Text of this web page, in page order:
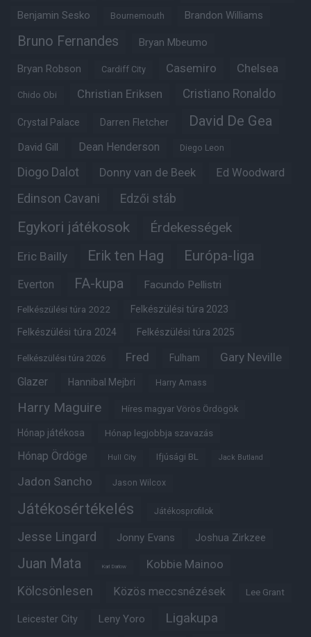
Benjamin Sesko Bournemouth Brandon Williams
Bruno Fernandes Bryan Mbeumo
Bryan Robson Cardiff City Casemiro Chelsea
Chido Obi Christian Eriksen Cristiano Ronaldo
Crystal Palace Darren Fletcher David De Gea
David Gill Dean Henderson Diego Leon
Diogo Dalot Donny van de Beek Ed Woodward
Edinson Cavani Edzői stáb
Egykori játékosok Érdekességek
Eric Bailly Erik ten Hag Európa-liga
Everton FA-kupa Facundo Pellistri
Felkészülési túra 2022 Felkészülési túra 2023
Felkészülési túra 2024 Felkészülési túra 2025
Felkészülési túra 2026 Fred Fulham Gary Neville
Glazer Hannibal Mejbri Harry Amass
Harry Maguire Híres magyar Vörös Ördögök
Hónap játékosa Hónap legjobbja szavazás
Hónap Ördöge Hull City Ifjúsági BL Jack Butland
Jadon Sancho Jason Wilcox
Játékosértékelés Játékosprofilok
Jesse Lingard Jonny Evans Joshua Zirkzee
Juan Mata Karl Darlow Kobbie Mainoo
Kölcsönlesen Közös meccsnézések Lee Grant
Leicester City Leny Yoro Ligakupa